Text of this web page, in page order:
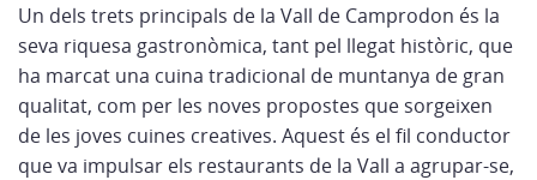
Un dels trets principals de la Vall de Camprodon és la
seva riquesa gastronòmica, tant pel llegat històric, que
ha marcat una cuina tradicional de muntanya de gran
qualitat, com per les noves propostes que sorgeixen
de les joves cuines creatives. Aquest és el fil conductor
que va impulsar els restaurants de la Vall a agrupar-se,